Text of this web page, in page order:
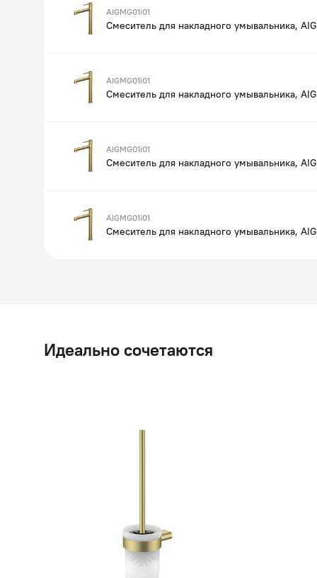
AIGMG01i01
Смеситель для накладного умывальника,
AIGMG01i01
Смеситель для накладного умывальника,
AIGMG01i01
Смеситель для накладного умывальника,
AIGMG01i01
Смеситель для накладного умывальника,
Идеально сочетаются